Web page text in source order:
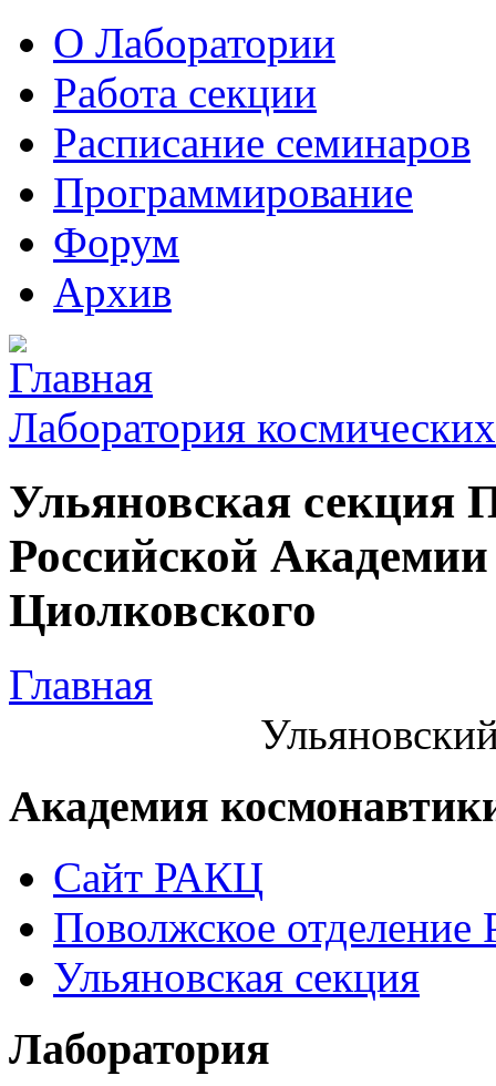
О Лаборатории
Работа секции
Расписание семинаров
Программирование
Форум
Архив
Лаборатория
Ульяновская секция
Российской
Циолковского
Главная
Академия
Сайт РАКЦ
Поволжское
Ульяновская секция
Лаборатория